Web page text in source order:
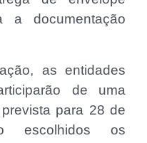
a documentação
as entidades
de uma
para 28 de
escolhidos os